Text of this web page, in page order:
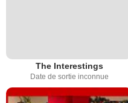
The Interestings
Date de sortie inconnue